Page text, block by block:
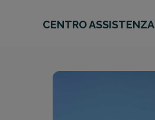
CENTRO ASSISTENZA